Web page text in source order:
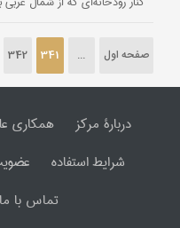
صفحه اول ...
341
342
دربارۀ مرکز همکاری
شرایط استفاده
تماس با ما